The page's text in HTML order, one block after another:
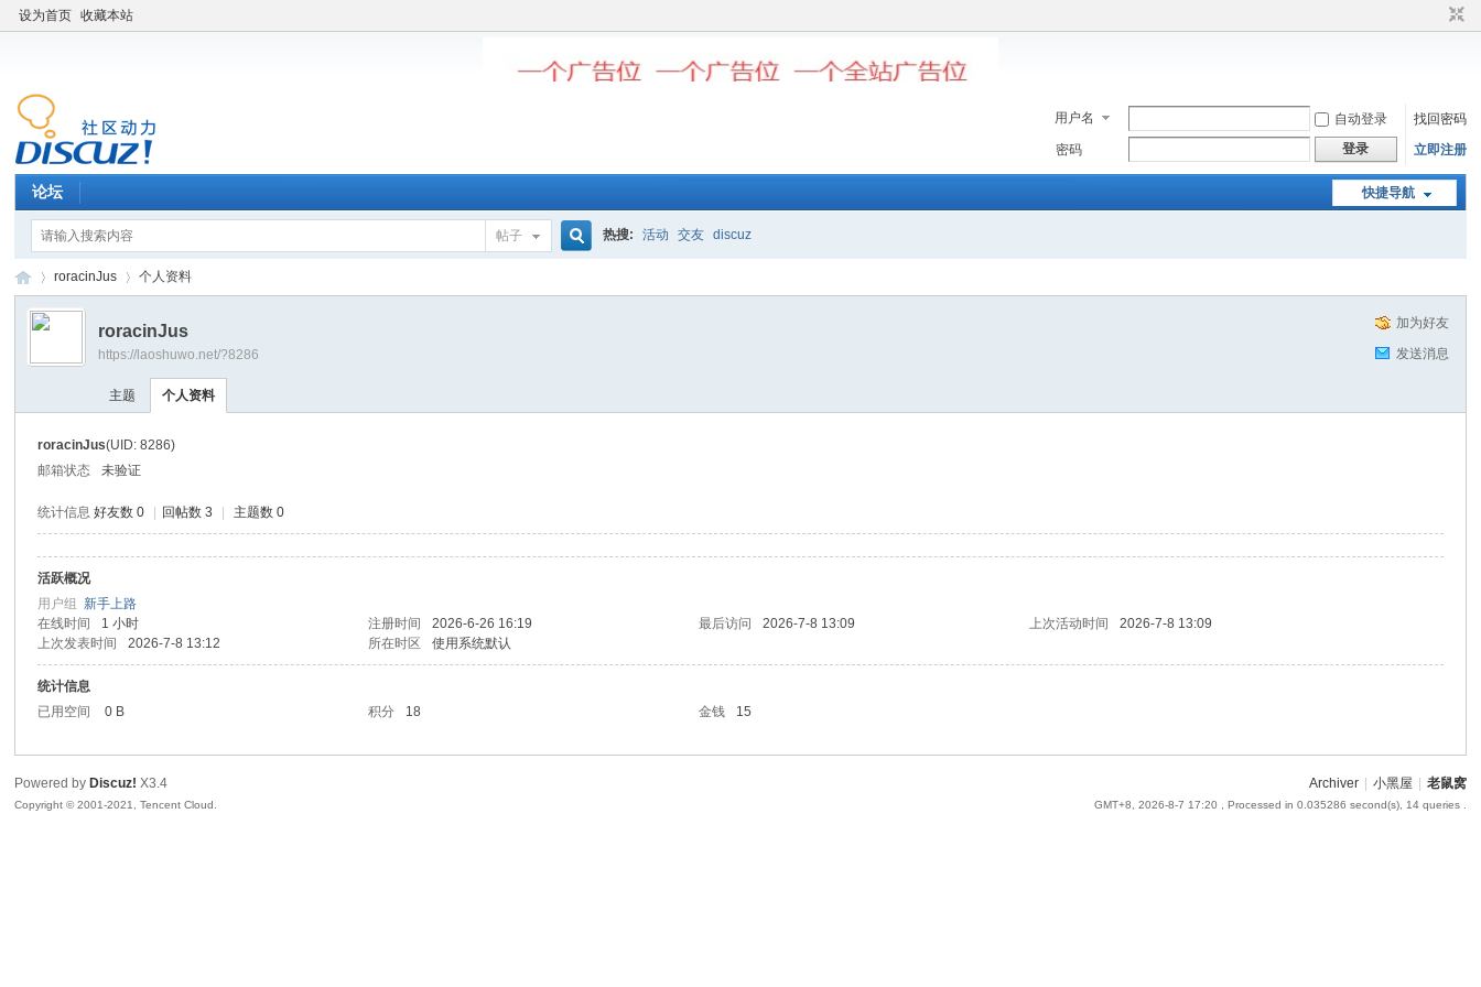
设为首页 收藏本站
用户名 自动登录
找回密码
密码
登录 立即注册
快捷导航
论坛
帖子 热搜: 活动 交友 discuz
窝
›
roracinJus 个人资料
加为好友
发送消息
roracinJus
https://laoshuwo.net/?8286
主题 个人资料
roracinJus(UID: 8286)
邮箱状态
未验证
统计信息 好友数 0 回帖数 3 主题数 0
活跃概况
用户组新手上路
在线时间
1 小时 注册时间 2026-6-26 16:19 最后访问 2026-7-8 13:09 上次活动时间
2026-7-8 13:09
上次发表时间
2026-7-8 13:12 所在时区 使用系统默认
统计信息
已用空间
0 B 积分 18 金钱 15
Archiver 小黑屋 老鼠窝
GMT+8, 2026-8-7 17:20 , Processed in 0.035286 second(s), 14 queries .
Powered by Discuz! X3.4
Copyright © 2001-2021, Tencent Cloud.